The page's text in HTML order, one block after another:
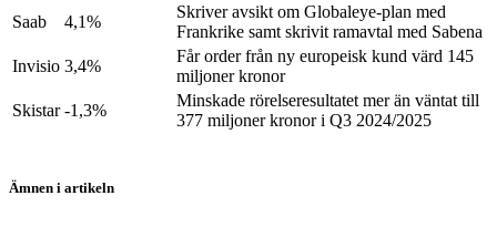
Saab
4,1%
Skriver avsikt om Globaleye-plan med
Frankrike samt skrivit ramavtal med Sabena
Invisio 3,4%
Får order från ny europeisk kund värd 145
miljoner kronor
Skistar -1,3%
Minskade rörelseresultatet mer än väntat till
377 miljoner kronor i Q3 2024/2025
Ämnen i artikeln